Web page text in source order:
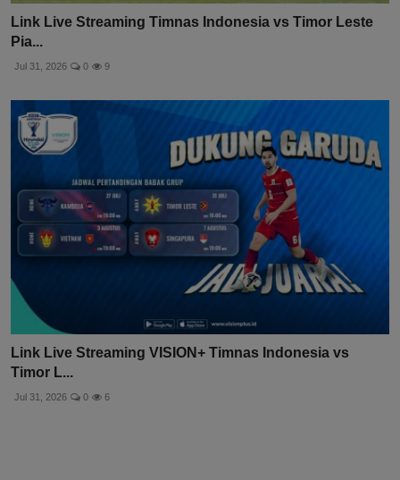
Link Live Streaming Timnas Indonesia vs Timor Leste
Pia...
Jul 31, 2026 0 9
Link Live Streaming VISION+ Timnas Indonesia vs
Timor L...
Jul 31, 2026 0 6